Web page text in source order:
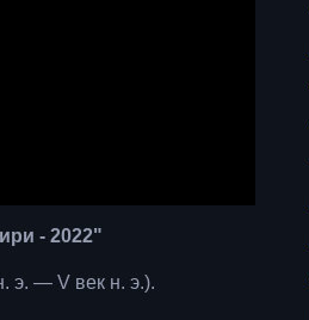
- 2022"
э. — V век н. э.).